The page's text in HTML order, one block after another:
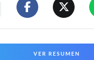
VER RESUMEN